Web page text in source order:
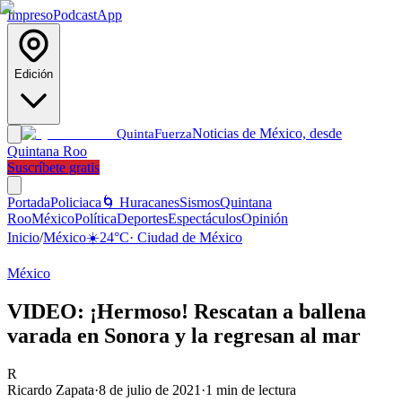
ImpresoPodcastApp
Edición
QuintaFuerzaNoticias de México, desde
Quintana Roo
Suscríbete gratis
PortadaPoliciaca 🌀 HuracanesSismosQuintana
RooMéxicoPolíticaDeportesEspectáculosOpinión
Inicio/México☀️24°C· Ciudad de México
México
VIDEO: ¡Hermoso! Rescatan a ballena
varada en Sonora y la regresan al mar
R
Ricardo Zapata·8 de julio de 2021 ·1 min de lectura